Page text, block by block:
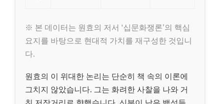
※ 본 데이터는 원효의 저서 ‘십문화쟁론’의 핵심
요지를 바탕으로 현대적 가치를 재구성한 것입니
다.
원효의 이 위대한 논리는 단순히 책 속의 이론에
그치지 않았습니다. 그는 화려한 사찰을 나와 거